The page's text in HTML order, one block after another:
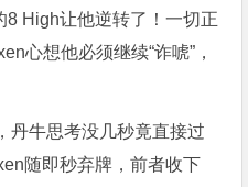
High让他逆转了！一切正
心想他必须继续“诈唬”，
丹牛思考没几秒竟直接过
随即秒弃牌，前者收下